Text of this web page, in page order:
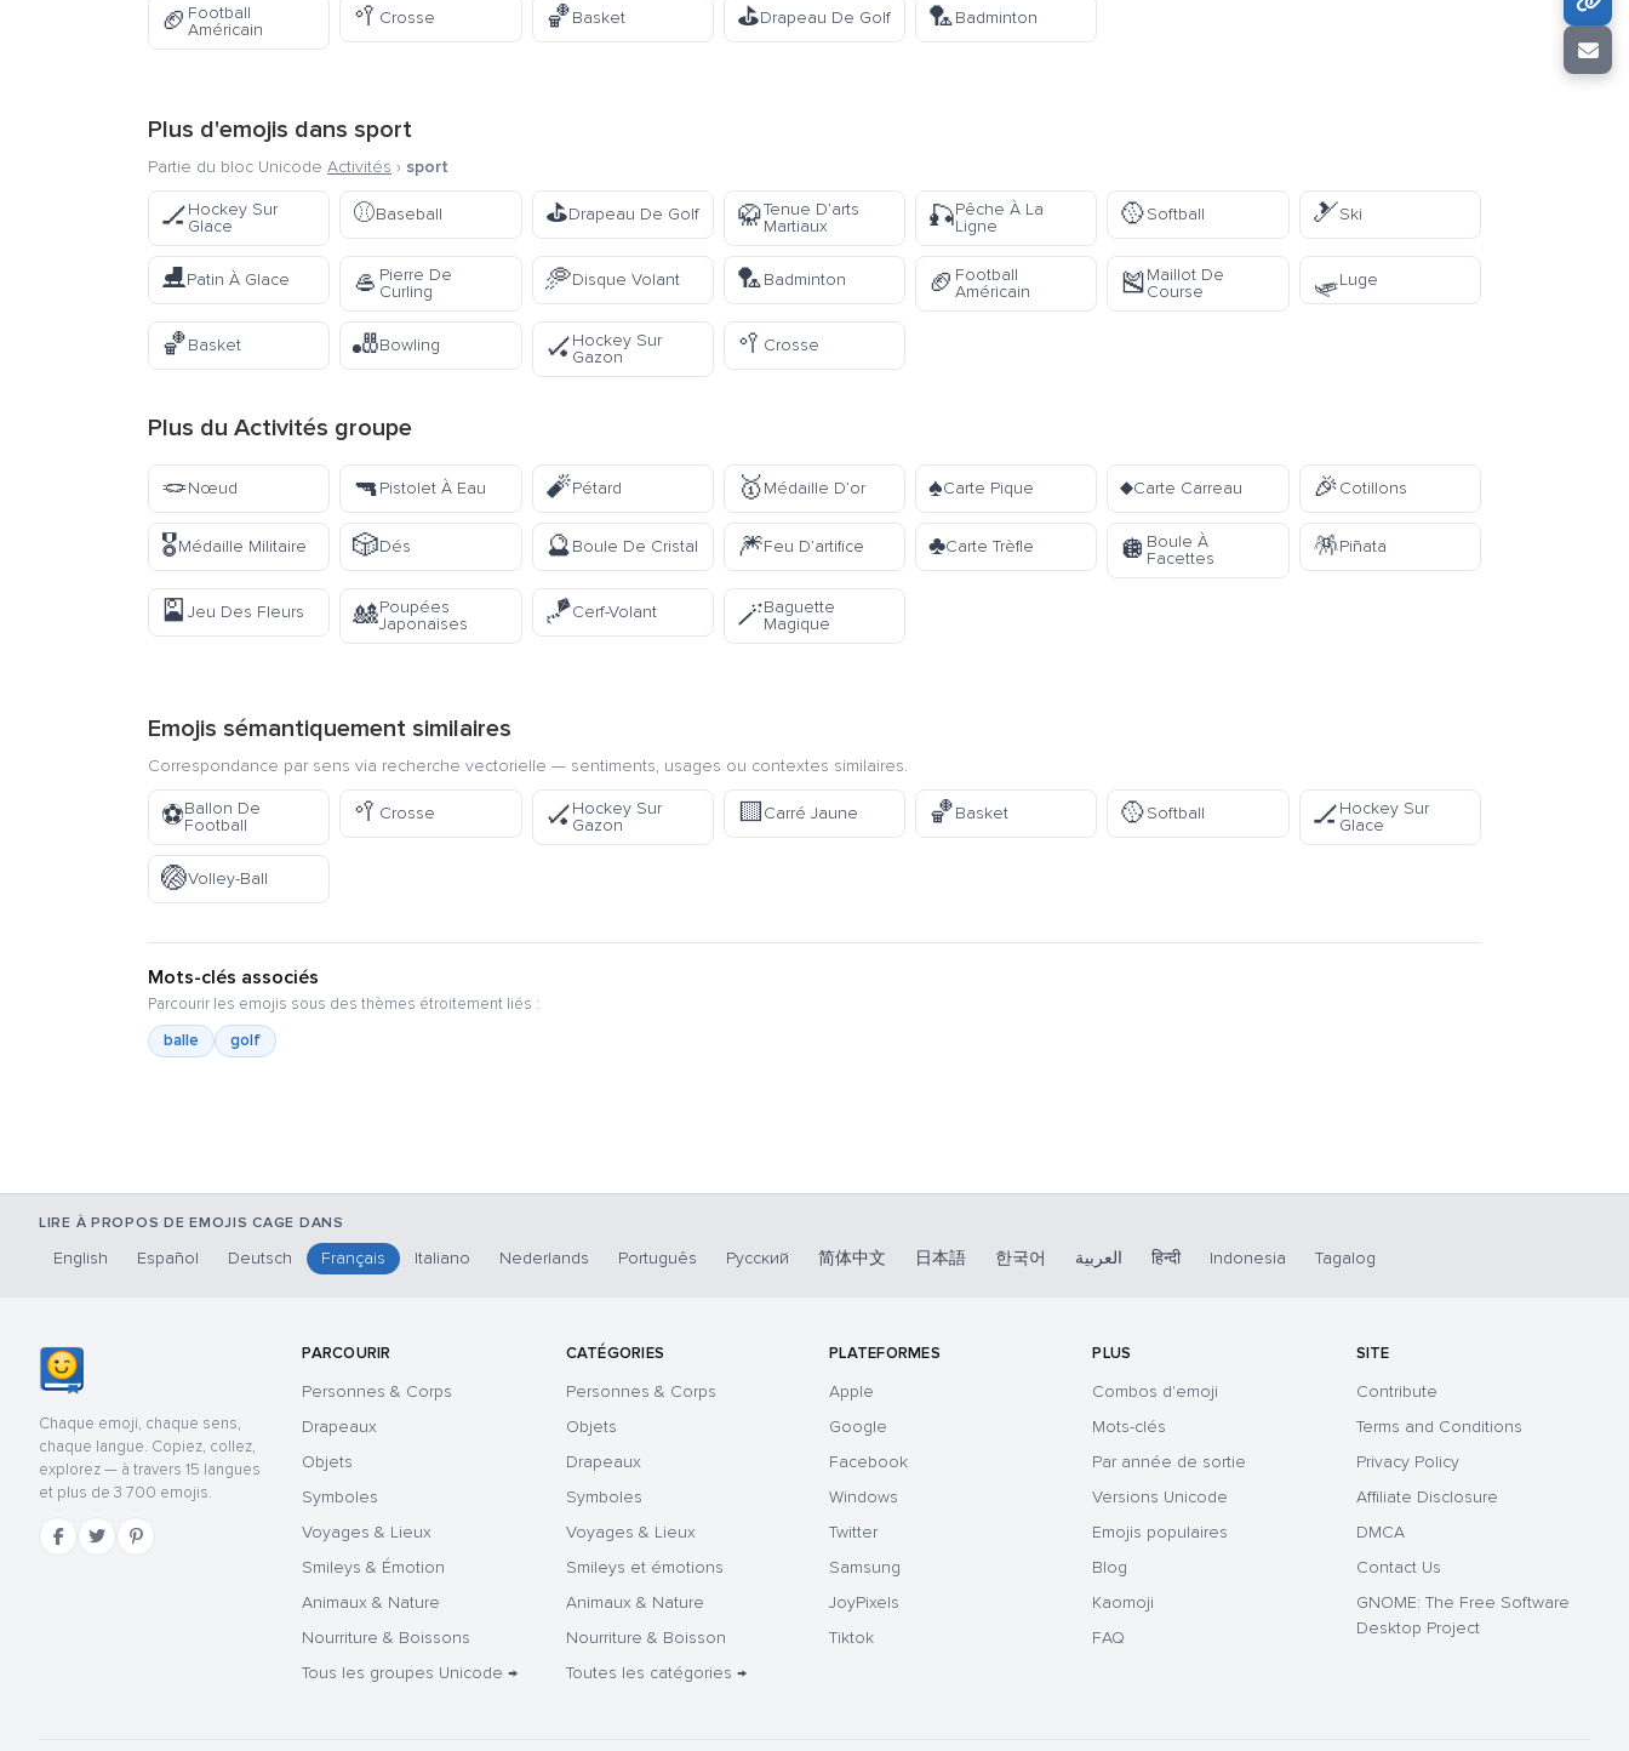
🏈 Football
Américain
🥍 Crosse 🏀Basket ⛳Drapeau De Golf 🏸Badminton
Plus d'emojis dans sport
Partie du bloc Unicode Activités › sport
🏒Hockey Sur
Glace
⚾Baseball ⛳Drapeau De Golf 🥋Tenue D’arts
Martiaux
🎣Pêche À La
Ligne
🥎Softball 🎿Ski
⛸️Patin À Glace 🥌 Pierre De
Curling
🥏Disque Volant 🏸Badminton 🏈 Football
Américain
🎽Maillot De
Course
🛷Luge
🏀Basket 🎳Bowling 🏑Hockey Sur
Gazon
🥍 Crosse
Plus du Activités groupe
🪢Nœud 🔫Pistolet À Eau 🧨Pétard 🥇Médaille D’or ♠️Carte Pique ♦️Carte Carreau 🎉Cotillons
🎖️Médaille Militaire 🎲Dés 🔮Boule De Cristal 🎆Feu D’artifice ♣️Carte Trèfle 🪩 Boule À
Facettes
🪅Piñata
🎴 Jeu Des Fleurs 🎎Poupées
Japonaises
🪁Cerf-Volant 🪄Baguette
Magique
Emojis sémantiquement similaires
Correspondance par sens via recherche vectorielle — sentiments, usages ou contextes similaires.
⚽Ballon De
Football
🥍 Crosse 🏑Hockey Sur
Gazon
🟨Carré Jaune 🏀Basket 🥎Softball 🏒Hockey Sur
Glace
🏐Volley-Ball
Mots-clés associés
Parcourir les emojis sous des thèmes étroitement liés :
balle
golf
LIRE À PROPOS DE EMOJIS CAGE DANS
English Español Deutsch Français Italiano Nederlands Português Русский 简体中文 日本語 한국어 العربية हिन्दी Indonesia Tagalog
Chaque emoji, chaque sens,
chaque langue. Copiez, collez,
explorez — à travers 15 langues
et plus de 3 700 emojis.
PARCOURIR
Personnes & Corps
Drapeaux
Objets
Symboles
Voyages & Lieux
Smileys & Émotion
Animaux & Nature
Nourriture & Boissons
Tous les groupes Unicode →
CATÉGORIES
Personnes & Corps
Objets
Drapeaux
Symboles
Voyages & Lieux
Smileys et émotions
Animaux & Nature
Nourriture & Boisson
Toutes les catégories →
PLATEFORMES
Apple
Google
Facebook
Windows
Twitter
Samsung
JoyPixels
Tiktok
PLUS
Combos d'emoji
Mots-clés
Par année de sortie
Versions Unicode
Emojis populaires
Blog
Kaomoji
FAQ
SITE
Contribute
Terms and Conditions
Privacy Policy
Affiliate Disclosure
DMCA
Contact Us
GNOME: The Free Software
Desktop Project